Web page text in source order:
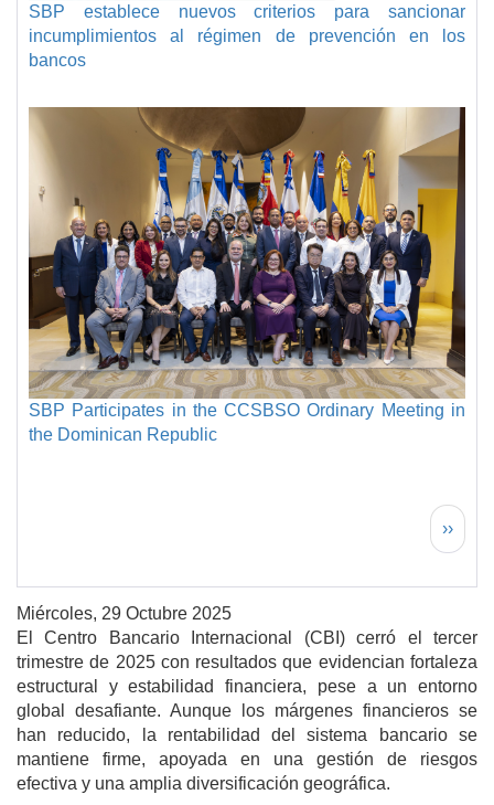
SBP establece nuevos criterios para sancionar
incumplimientos al régimen de prevención en los
bancos
SBP Participates in the CCSBSO Ordinary Meeting in
the Dominican Republic
››
Miércoles, 29 Octubre 2025
El Centro Bancario Internacional (CBI) cerró el tercer
trimestre de 2025 con resultados que evidencian fortaleza
estructural y estabilidad financiera, pese a un entorno
global desafiante. Aunque los márgenes financieros se
han reducido, la rentabilidad del sistema bancario se
mantiene firme, apoyada en una gestión de riesgos
efectiva y una amplia diversificación geográfica.